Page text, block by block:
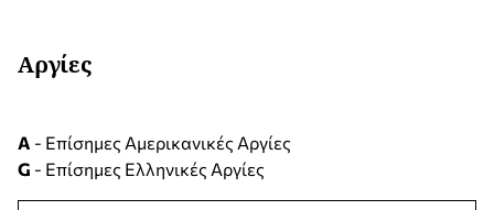
Αργίες
A - Επίσημες Αμερικανικές Αργίες
G - Επίσημες Ελληνικές Αργίες